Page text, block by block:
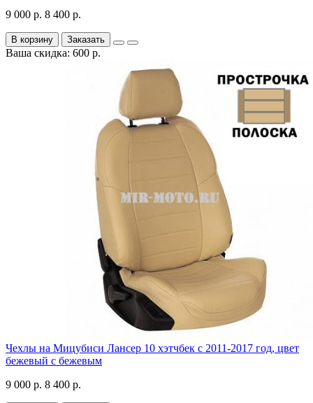
9 000 р. 8 400 р.
В корзину Заказать
Ваша скидка: 600 р.
Чехлы на Мицубиси Лансер 10 хэтчбек с 2011-2017 год, цвет
бежевый с бежевым
9 000 р. 8 400 р.